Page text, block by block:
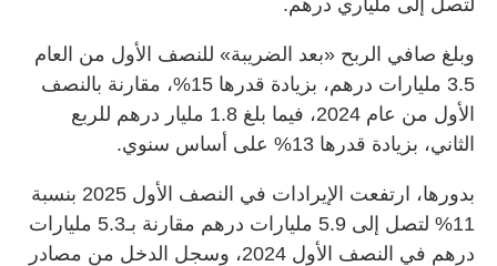
وبلغ صافي الربح «بعد الضريبة» للنصف الأول من العام
3.5 مليارات درهم، بزيادة قدرها 15%، مقارنة بالنصف
الأول من عام 2024، فيما بلغ 1.8 مليار درهم للربع
الثاني، بزيادة قدرها 13% على أساس سنوي.
بدورها، ارتفعت الإيرادات في النصف الأول 2025 بنسبة
11% لتصل إلى 5.9 مليارات درهم مقارنة بـ5.3 مليارات
درهم في النصف الأول 2024، وسجل الدخل من مصادر